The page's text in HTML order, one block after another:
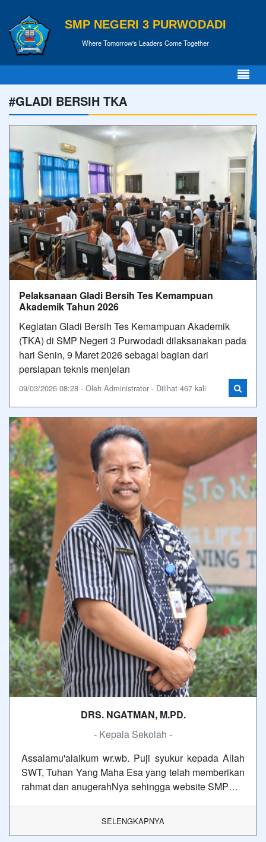
SMP NEGERI 3 PURWODADI
Where Tomorrow's Leaders Come Together
#GLADI BERSIH TKA
Pelaksanaan Gladi Bersih Tes Kemampuan
Akademik Tahun 2026
Kegiatan Gladi Bersih Tes Kemampuan Akademik
(TKA) di SMP Negeri 3 Purwodadi dilaksanakan pada
hari Senin, 9 Maret 2026 sebagai bagian dari
persiapan teknis menjelan
09/03/2026 08:28 - Oleh Administrator - Dilihat 467 kali
DRS. NGATMAN, M.PD.
- Kepala Sekolah -
Assalamu'alaikum wr.wb. Puji syukur kepada Allah
SWT, Tuhan Yang Maha Esa yang telah memberikan
rahmat dan anugerahNya sehingga website SMP…
SELENGKAPNYA